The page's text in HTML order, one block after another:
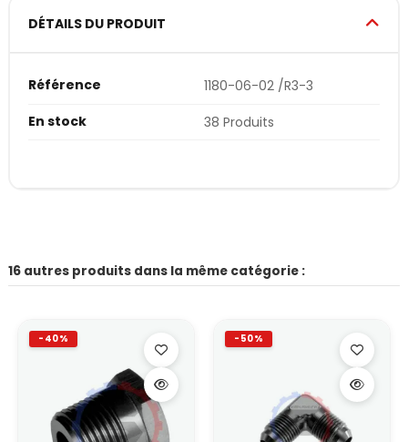
DÉTAILS DU PRODUIT
Référence
1180-06-02 /R3-3
En stock
38 Produits
16 autres produits dans la même catégorie :
-40% -50%